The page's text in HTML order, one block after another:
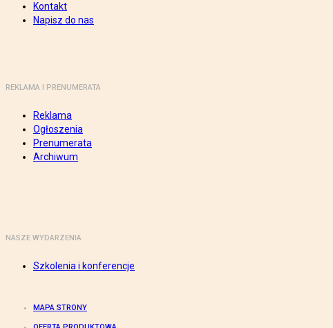
Kontakt
Napisz do nas
REKLAMA I PRENUMERATA
Reklama
Ogłoszenia
Prenumerata
Archiwum
NASZE WYDARZENIA
Szkolenia i konferencje
MAPA STRONY